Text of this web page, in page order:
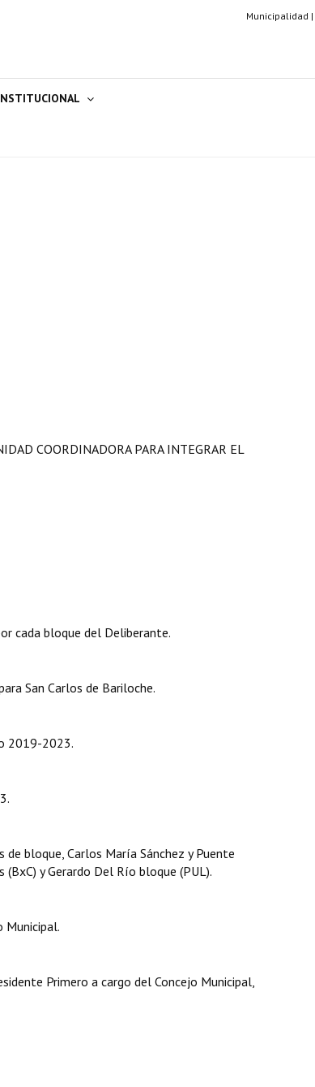
Municipalidad |
COORDINADORA PARA INTEGRAR EL
cada bloque del Deliberante.
San Carlos de Bariloche.
2019-2023.
bloque, Carlos María Sánchez y Puente
(BxC) y Gerardo Del Río bloque (PUL).
Primero a cargo del Concejo Municipal,